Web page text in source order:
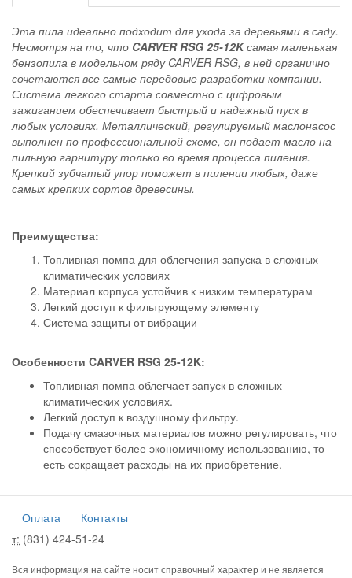
Эта пила идеально подходит для ухода за деревьями в саду.
Несмотря на то, что CARVER RSG 25-12Kсамая маленькая
бензопила в модельном ряду CARVER RSG, в ней органично
сочетаются все самые передовые разработки компании.
Система легкого старта совместно с цифровым
зажиганием обеспечивает быстрый и надежный пуск в
любых условиях. Металлический, регулируемый маслонасос
выполнен по профессиональной схеме, он подает масло на
пильную гарнитуру только во время процесса пиления.
Крепкий зубчатый упор поможет в пилении любых, даже
самых крепких сортов древесины.
Преимущества:
Топливная помпа для облегчения запуска в сложных
климатических условиях
Материал корпуса устойчив к низким температурам
Легкий доступ к фильтрующему элементу
Система защиты от вибрации
Особенности CARVER RSG 25-12K:
Топливная помпа облегчает запуск в сложных
климатических условиях.
Легкий доступ к воздушному фильтру.
Подачу смазочных материалов можно регулировать, что
способствует более экономичному использованию, то
есть сокращает расходы на их приобретение.
Оплата
Контакты
т: (831) 424-51-24
Вся информация на сайте носит справочный характер и не является